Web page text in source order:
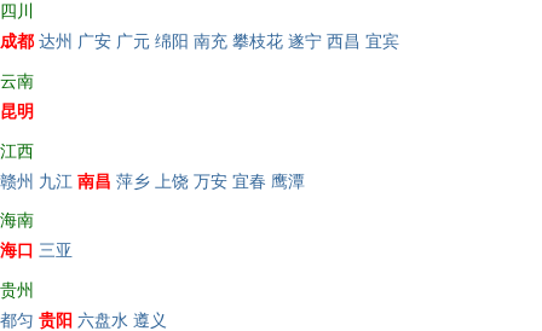
四川
成都 达州 广安 广元 绵阳 南充 攀枝花 遂宁 西昌 宜宾
云南
昆明
江西
赣州 九江 南昌 萍乡 上饶 万安 宜春 鹰潭
海南
海口 三亚
贵州
都匀 贵阳 六盘水 遵义